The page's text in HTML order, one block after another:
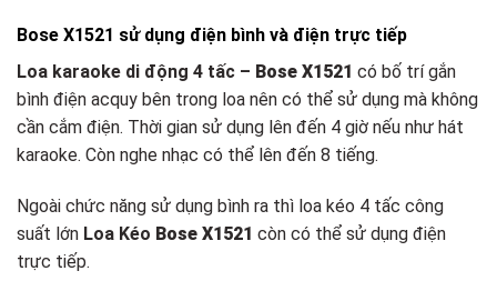
Bose X1521 sử dụng điện bình và điện trực tiếp
Loa karaoke di động 4 tấc – Bose X1521 có bố trí gắn
bình điện acquy bên trong loa nên có thể sử dụng mà không
cần cắm điện. Thời gian sử dụng lên đến 4 giờ nếu như hát
karaoke. Còn nghe nhạc có thể lên đến 8 tiếng.
Ngoài chức năng sử dụng bình ra thì loa kéo 4 tấc công
suất lớn Loa Kéo Bose X1521 còn có thể sử dụng điện
trực tiếp.